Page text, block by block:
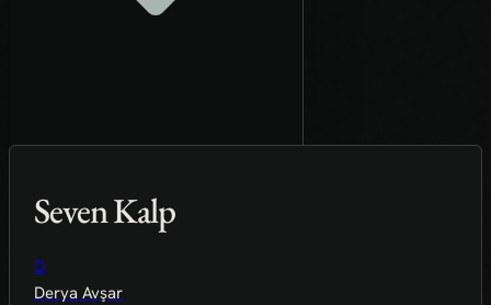
Seven Kalp
D
Derya Avşar